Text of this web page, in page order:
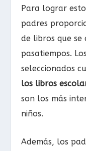
Para lograr
padres
de libros que se
pasatiempos.
seleccionados
los libros
son los más
niños.
Además, los